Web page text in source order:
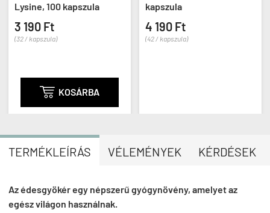
Lysine, 100 kapszula
3 190 Ft
(32 / kapszula)
 KOSÁRBA
kapszula
4 190 Ft
(42 / kapszula)
TERMÉKLEÍRÁS VÉLEMÉNYEK KÉRDÉSEK
Az édesgyökér egy népszerű gyógynövény, amelyet az
egész világon használnak.